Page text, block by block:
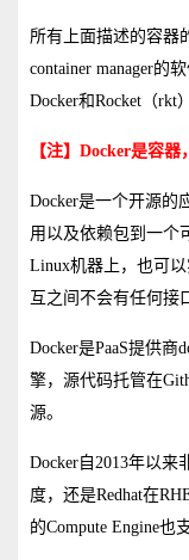
所有上面描述的容器
container manager的
Docker和Rocket（rkt
【注】 Docker是容器
Docker是一个开源的
用以及依赖包到一个
Linux机器上，也可
互之间不会有任何接
Docker是PaaS提供商
擎，源代码托管在
源。
Docker自2013年以来
度，还是Redhat在
的Compute Engine也